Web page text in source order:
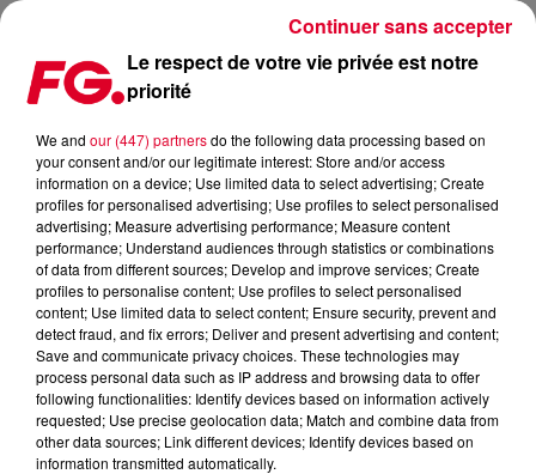
MUSIC STORY DU JOUR : CLEMENTINE DOUGLAS
Publié : 10 septembre 2025 à 11h28 par Christophe
HUBERT
Le respect de votre vie privée est notre
priorité
We and our (447) partnersdo the following data processing based on
your consent and/or our legitimate interest: Store and/or access
information on a device; Use limited data to select advertising; Create
profiles for personalised advertising; Use profiles to select personalised
advertising; Measure advertising performance; Measure content
performance; Understand audiences through statistics or combinations
of data from different sources; Develop and improve services; Create
profiles to personalise content; Use profiles to select personalised
content; Use limited data to select content; Ensure security, prevent and
detect fraud, and fix errors; Deliver and present advertising and content;
Save and communicate privacy choices. These technologies may
process personal data such as IP address and browsing data to offer
following functionalities: Identify devices based on information actively
requested; Use precise geolocation data; Match and combine data from
other data sources; Link different devices; Identify devices based on
information transmitted automatically.
Continuer sans accepter